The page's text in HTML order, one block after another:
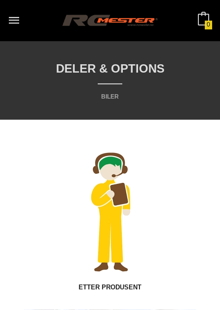
innholdet
0
DELER & OPTIONS
BILER
ETTER PRODUSENT